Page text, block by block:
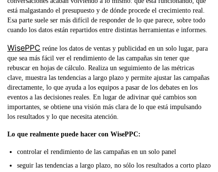
está malgastando el presupuesto y de dónde procede el crecimiento real.
Esa parte suele ser más difícil de responder de lo que parece, sobre todo
cuando los datos están repartidos entre distintas herramientas e informes.
WisePPC reúne los datos de ventas y publicidad en un solo lugar, para
que sea más fácil ver el rendimiento de las campañas sin tener que
rebuscar en hojas de cálculo. Realiza un seguimiento de las métricas
clave, muestra las tendencias a largo plazo y permite ajustar las campañas
directamente, lo que ayuda a los equipos a pasar de los debates en los
eventos a las decisiones reales. En lugar de adivinar qué cambios son
importantes, se obtiene una visión más clara de lo que está impulsando
los resultados y lo que necesita atención.
Lo que realmente puede hacer con WisePPC:
controlar el rendimiento de las campañas en un solo panel
seguir las tendencias a largo plazo, no sólo los resultados a corto plazo